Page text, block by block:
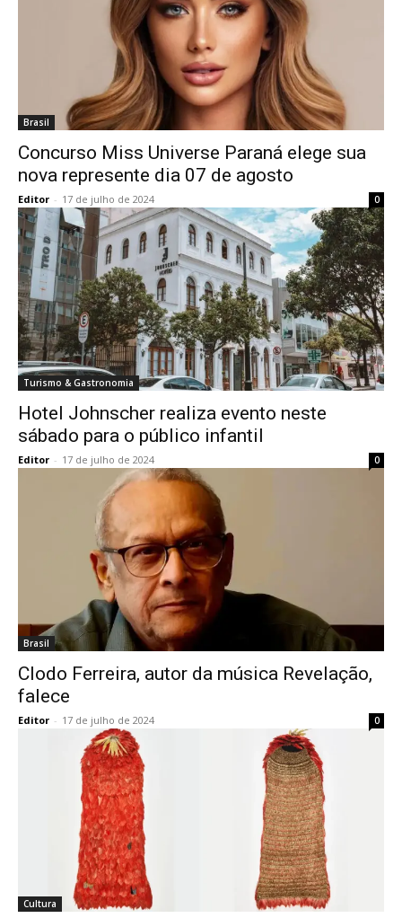
Brasil
Concurso Miss Universe Paraná elege sua
nova represente dia 07 de agosto
Editor - 17 de julho de 2024 0
Turismo & Gastronomia
Hotel Johnscher realiza evento neste
sábado para o público infantil
Editor - 17 de julho de 2024 0
Brasil
Clodo Ferreira, autor da música Revelação,
falece
Editor - 17 de julho de 2024 0
Cultura